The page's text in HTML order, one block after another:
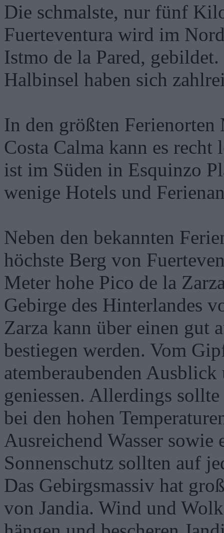
Die schmalste, nur fünf
Fuerteventura wird im
Istmo de la Pared,
Halbinsel haben sich
In den größten Ferienorten
Costa Calma kann es
ist im Süden in Esquinzo
wenige Hotels und
Neben den bekannten
höchste Berg von
Meter hohe Pico de la
Gebirge des Hinterlandes
Zarza kann über einen gut
bestiegen werden. Vom
atemberaubenden
geniessen. Allerdings
bei den hohen
Ausreichend Wasser
Sonnenschutz sollten auf
Das Gebirgsmassiv hat
von Jandia. Wind und